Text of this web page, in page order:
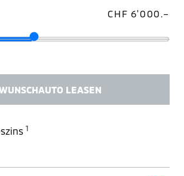
CHF 6'000.–
LEASEN
1